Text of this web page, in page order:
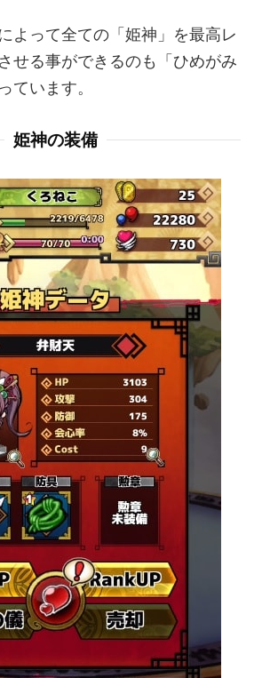
よって全ての「姫神」を最高レ
せる事ができるのも「ひめがみ
ています。
姫神の装備